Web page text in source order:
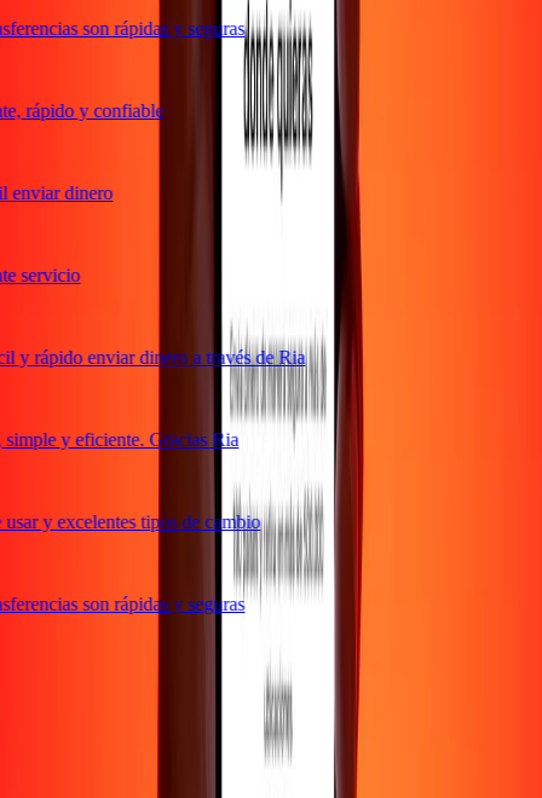
son rápidas y seguras
rápido y confiable
dinero
servicio
rápido enviar dinero a través de Ria
y eficiente. Gracias Ria
y excelentes tipos de cambio
son rápidas y seguras